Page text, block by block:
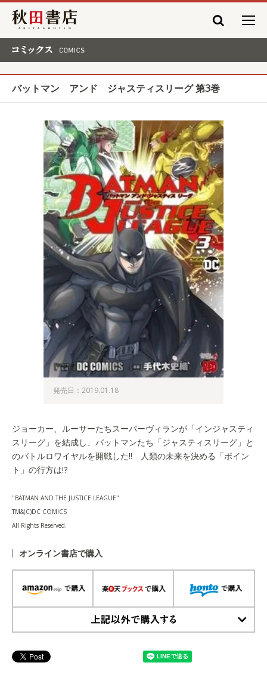
秋田書店
バットマン アンド ジャスティスリーグ 第3巻
発売日：2019.01.18
ジョーカー、ルーサーたちスーパーヴィランが「インジャスティ
スリーグ」を結成し、バットマンたち「ジャスティスリーグ」と
のバトルロワイヤルを開戦した!! 人類の未来を決める「ポイン
ト」の行方は!?
"BATMAN AND THE JUSTICE LEAGUE"
TM&(C)DC COMICS
All Rights Reserved.
オンライン書店で購入